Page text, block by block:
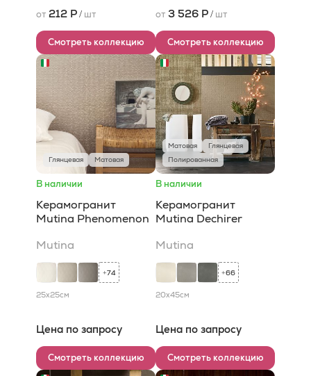
от 212 Р/ шт
Смотреть коллекцию
от 3 526 Р/ шт
Смотреть коллекцию
Глянцевая Матовая
В наличии
Керамогранит
Mutina Phenomenon
Mutina
+74
25x25см
Цена по запросу
Смотреть коллекцию
Матовая
Глянцевая
Полированная
В наличии
Керамогранит
Mutina Dechirer
Mutina
+66
20x45см
Цена по запросу
Смотреть коллекцию